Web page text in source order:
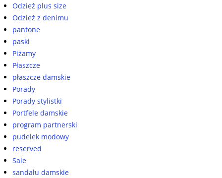
Odzież plus size
Odzież z denimu
pantone
paski
Piżamy
Płaszcze
płaszcze damskie
Porady
Porady stylistki
Portfele damskie
program partnerski
pudelek modowy
reserved
Sale
sandału damskie